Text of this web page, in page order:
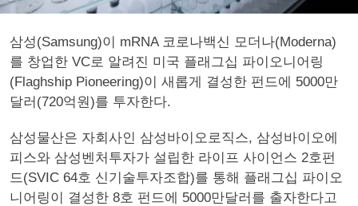
삼성(Samsung)이 mRNA 코로나백신 모더나(Moderna)
를 창업한 VC로 알려진 미국 플래그십 파이오니어링
(Flaghship Pioneering)이 새롭게 결성한 펀드에 5000만
달러(720억원)를 투자한다.
삼성물산은 자회사인 삼성바이오로직스, 삼성바이오에
피스와 삼성벤처투자가 설립한 라이프 사이언스 2호펀
드(SVIC 64호 신기술투자조합)를 통해 플래그십 파이오
니어링이 결성한 8호 펀드에 5000만달러를 출자한다고